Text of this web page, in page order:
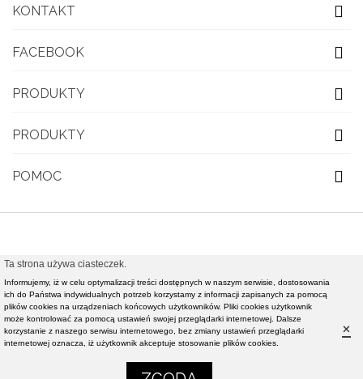
KONTAKT
FACEBOOK
PRODUKTY
PRODUKTY
POMOC
© 2021 OBUWIE TOP MODA - Modna obuwie damskie,
nowości rynkowe światowej klasy mody - Realizacja i
pozycjonowanie strony :Rafał Gałązka - www.strony-
piotrkow.pl
Ta strona używa ciasteczek.
Informujemy, iż w celu optymalizacji treści dostępnych w naszym serwisie, dostosowania
ich do Państwa indywidualnych potrzeb korzystamy z informacji zapisanych za pomocą
plików cookies na urządzeniach końcowych użytkowników. Pliki cookies użytkownik
może kontrolować za pomocą ustawień swojej przeglądarki internetowej. Dalsze
korzystanie z naszego serwisu internetowego, bez zmiany ustawień przeglądarki
internetowej oznacza, iż użytkownik akceptuje stosowanie plików cookies.
×